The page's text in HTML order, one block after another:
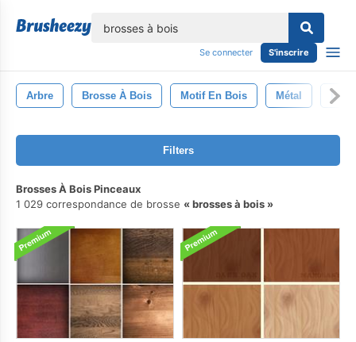
Se connecter S'inscrire
Arbre Brosse À Bois Motif En Bois Métal La
Filters
Brosses À Bois Pinceaux
1 029 correspondance de brosse
brosses à bois